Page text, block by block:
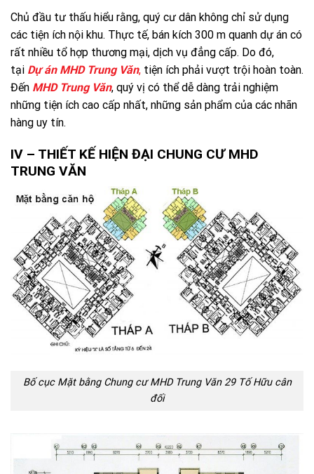
Chủ đầu tư thấu hiểu rằng, quý cư dân không chỉ sử dụng
các tiện ích nội khu. Thực tế, bán kích 300 m quanh dự án có
rất nhiều tổ hợp thương mại, dịch vụ đẳng cấp. Do đó,
tại Dự án MHD Trung Văn, tiện ích phải vượt trội hoàn toàn.
Đến MHD Trung Văn, quý vị có thể dễ dàng trải nghiệm
những tiện ích cao cấp nhất, những sản phẩm của các nhãn
hàng uy tín.
IV – THIẾT KẾ HIỆN ĐẠI CHUNG CƯ MHD
TRUNG VĂN
Bố cục Mặt bằng Chung cư MHD Trung Văn 29 Tố Hữu cân
đối